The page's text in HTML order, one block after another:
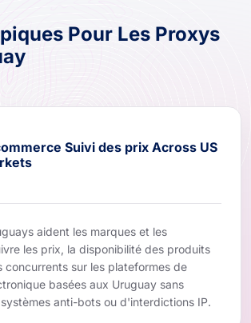
Pour Les Proxys
Suivi des prix Across US
aident les marques et les
les prix, la disponibilité des produits
sur les plateformes de
basées aux Uruguay sans
anti-bots ou d'interdictions IP.